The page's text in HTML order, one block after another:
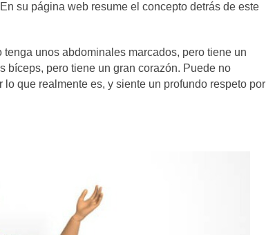
su página web resume el concepto detrás de este
tenga unos abdominales marcados, pero tiene un
bíceps, pero tiene un gran corazón. Puede no
que realmente es, y siente un profundo respeto por